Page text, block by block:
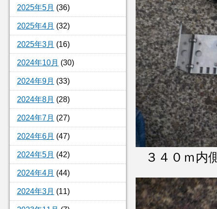
2025年5月 (36)
2025年4月 (32)
2025年3月 (16)
2024年10月 (30)
2024年9月 (33)
2024年8月 (28)
2024年7月 (27)
2024年6月 (47)
2024年5月 (42)
2024年4月 (44)
2024年3月 (11)
３４０